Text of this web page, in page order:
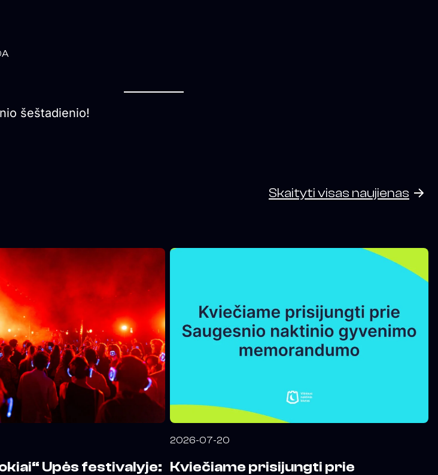
šeštadienio!
Skaityti visas naujienas
Upės festivalyje:
2026-07-20
Kviečiame prisijungti prie